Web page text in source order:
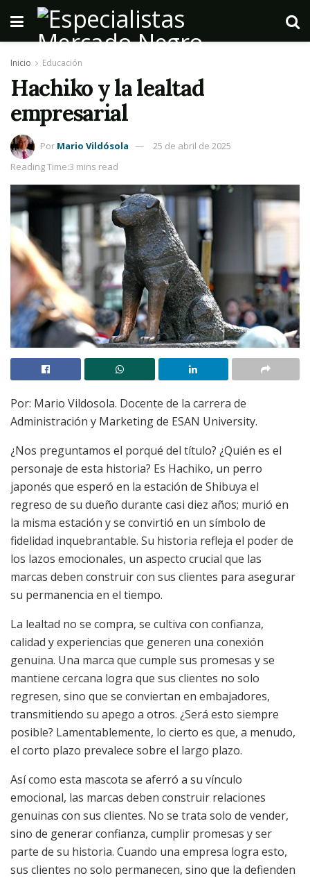
Inicio Educación
Hachiko y la lealtad
empresarial
Por Mario Vildósola
25 de abril de 2025
Reading Time:3 mins read
Por: Mario Vildosola. Docente de la carrera de
Administración y Marketing de ESAN University.
¿Nos preguntamos el porqué del título? ¿Quién es el
personaje de esta historia? Es Hachiko, un perro
japonés que esperó en la estación de Shibuya el
regreso de su dueño durante casi diez años; murió en
la misma estación y se convirtió en un símbolo de
fidelidad inquebrantable. Su historia refleja el poder de
los lazos emocionales, un aspecto crucial que las
marcas deben construir con sus clientes para asegurar
su permanencia en el tiempo.
La lealtad no se compra, se cultiva con confianza,
calidad y experiencias que generen una conexión
genuina. Una marca que cumple sus promesas y se
mantiene cercana logra que sus clientes no solo
regresen, sino que se conviertan en embajadores,
transmitiendo su apego a otros. ¿Será esto siempre
posible? Lamentablemente, lo cierto es que, a menudo,
el corto plazo prevalece sobre el largo plazo.
Así como esta mascota se aferró a su vínculo
emocional, las marcas deben construir relaciones
genuinas con sus clientes. No se trata solo de vender,
sino de generar confianza, cumplir promesas y ser
parte de su historia. Cuando una empresa logra esto,
sus clientes no solo permanecen, sino que la defienden